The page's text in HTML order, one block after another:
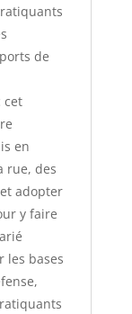
de
cet
en
rue, des
adopter
y faire
les bases